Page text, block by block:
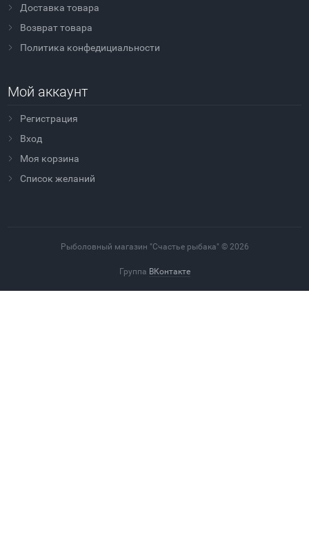
Доставка товара
Возврат товара
Политика конфедициальности
Мой аккаунт
Регистрация
Вход
Моя корзина
Cписок желаний
Рыболовный магазин "Счастье рыбака" © 2026
Группа ВКонтакте